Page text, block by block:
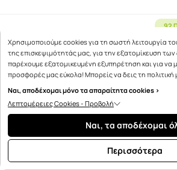
92
Health Aid
Zinc Γεύση Μέλι-
1000mg
Η
Χρησιμοποιούμε cookies για τη σωστή λειτουργία
της επισκεψιμότητάς μας, για την εξατομίκευση
παρέχουμε εξατομικευμένη εξυπηρέτηση και για να
προσφορές μας εύκολα! Μπορείς να δεις τη πολιτική
Ναι, αποδέχομαι μόνο τα απαραίτητα cookies >
Λεπτομέρειες Cookies - Προβολή
Ναι, τα αποδέχομαι
Περισσότερα